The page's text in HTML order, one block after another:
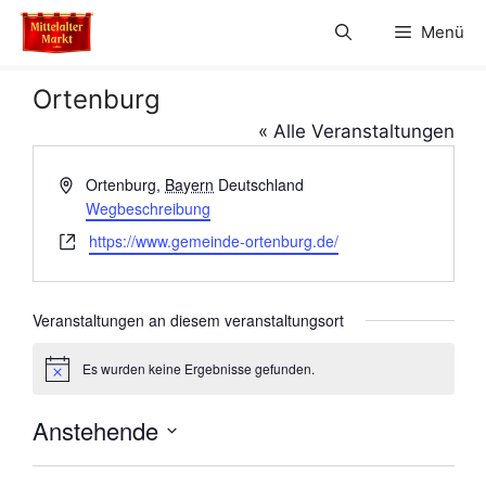
Zum
Inhalt
Menü
Ortenburg
« Alle Veranstaltungen
A
r
e
s
e
Ortenburg, Bayern Deutschland
Wegbeschreibung
W
b
i
t
https://www.gemeinde-ortenburg.de/
Veranstaltungen an diesem veranstaltungsort
H
w
e
i
Es wurden keine Ergebnisse gefunden.
Anstehende
D